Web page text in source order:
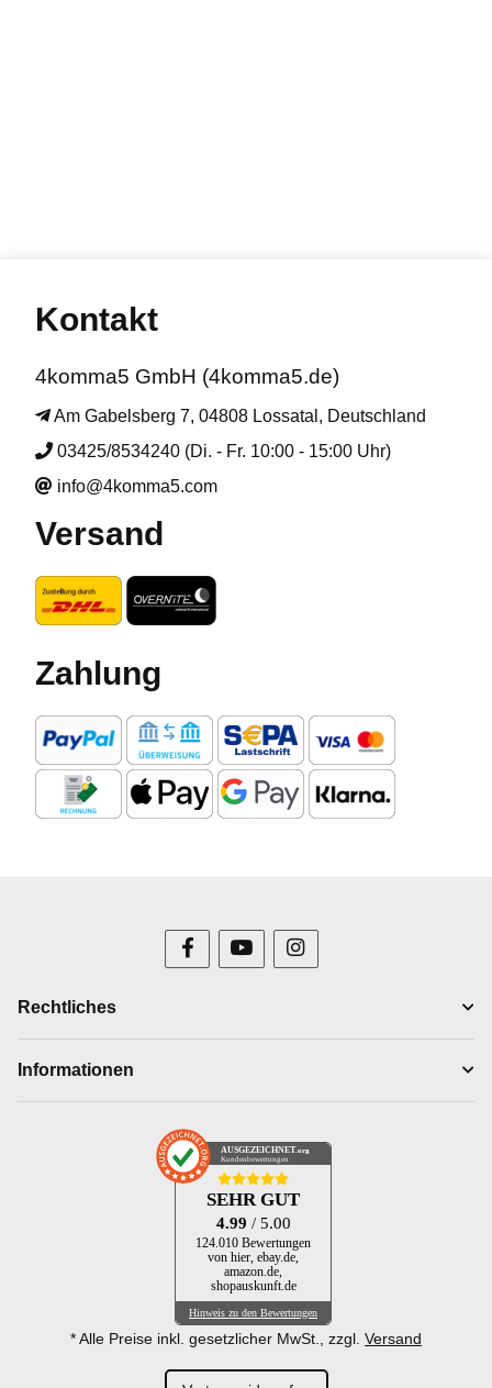
Kontakt
4komma5 GmbH (4komma5.de)
Am Gabelsberg 7, 04808 Lossatal, Deutschland
03425/8534240 (Di. - Fr. 10:00 - 15:00 Uhr)
info@4komma5.com
Versand
Zahlung
Rechtliches
Informationen
AUSGEZEICHNET .org
Kundenbewertungen
SEHR GUT
4.99 / 5.00
124.010 Bewertungen
von hier, ebay.de,
amazon.de,
shopauskunft.de
Hinweis zu den Bewertungen
* Alle Preise inkl. gesetzlicher MwSt., zzgl. Versand